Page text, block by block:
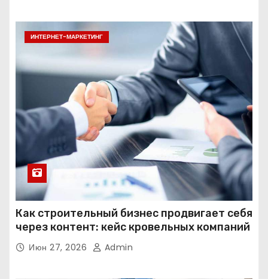
ИНТЕРНЕТ-МАРКЕТИНГ
Как строительный бизнес продвигает себя
через контент: кейс кровельных компаний
Июн 27, 2026 Admin